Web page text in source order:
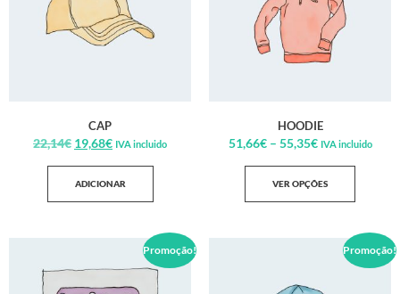
CAP
22,14€ 19,68€ IVA incluido
ADICIONAR
HOODIE
51,66€ – 55,35€ IVA incluido
VER OPÇÕES
Promoção! Promoção!